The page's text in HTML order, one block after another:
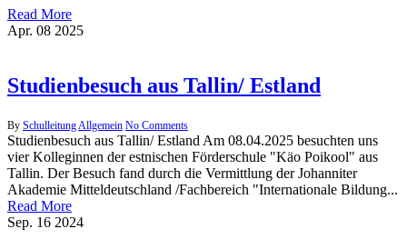
Read More
Apr. 08 2025
Studienbesuch aus Tallin/ Estland
By Schulleitung Allgemein No Comments
Studienbesuch aus Tallin/ Estland Am 08.04.2025 besuchten uns
vier Kolleginnen der estnischen Förderschule "Käo Poikool" aus
Tallin. Der Besuch fand durch die Vermittlung der Johanniter
Akademie Mitteldeutschland /Fachbereich "Internationale Bildung...
Read More
Sep. 16 2024